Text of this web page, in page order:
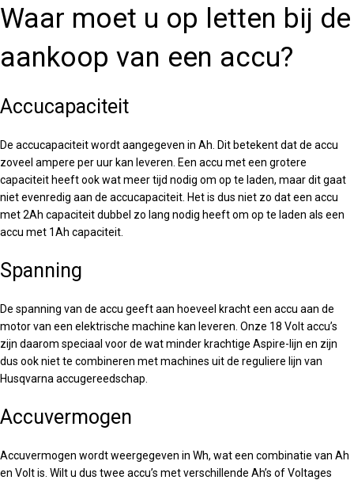
Waar moet u op letten bij de
aankoop van een accu?
Accucapaciteit
De accucapaciteit wordt aangegeven in Ah. Dit betekent dat de accu
zoveel ampere per uur kan leveren. Een accu met een grotere
capaciteit heeft ook wat meer tijd nodig om op te laden, maar dit gaat
niet evenredig aan de accucapaciteit. Het is dus niet zo dat een accu
met 2Ah capaciteit dubbel zo lang nodig heeft om op te laden als een
accu met 1Ah capaciteit.
Spanning
De spanning van de accu geeft aan hoeveel kracht een accu aan de
motor van een elektrische machine kan leveren. Onze 18 Volt accu’s
zijn daarom speciaal voor de wat minder krachtige Aspire-lijn en zijn
dus ook niet te combineren met machines uit de reguliere lijn van
Husqvarna accugereedschap.
Accuvermogen
Accuvermogen wordt weergegeven in Wh, wat een combinatie van Ah
en Volt is. Wilt u dus twee accu’s met verschillende Ah’s of Voltages